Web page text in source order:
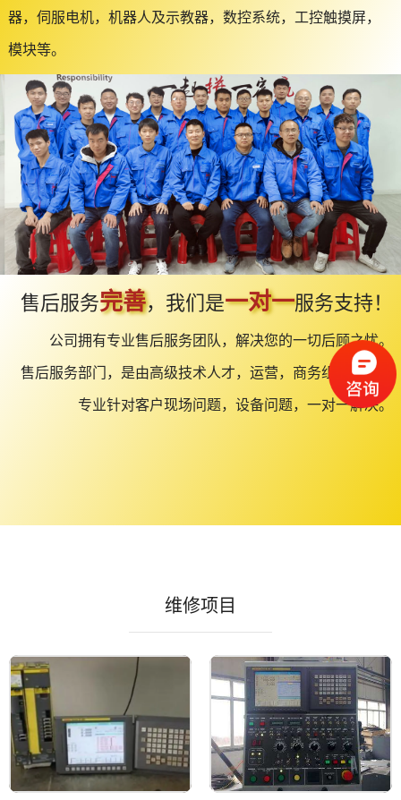
器，伺服电机，机器人及示教器，数控系统，工控触摸屏，
模块等。
售后服务完善，我们是一对一服务支持！
公司拥有专业售后服务团队，解决您的一切后顾之忧。
售后服务部门，是由高级技术人才，运营，商务组建而成，
专业针对客户现场问题，设备问题，一对一解决。
维修项目